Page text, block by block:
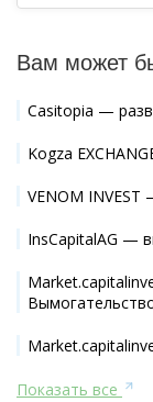
Вам может
Casitopia —
Kogza
VENOM
InsCapitalAG —
Показать все